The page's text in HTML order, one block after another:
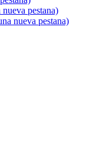
nueva pestana)
nueva pestana)